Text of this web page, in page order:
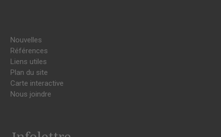
Nouvelles
Références
Liens utiles
Plan du site
Carte interactive
Nous joindre